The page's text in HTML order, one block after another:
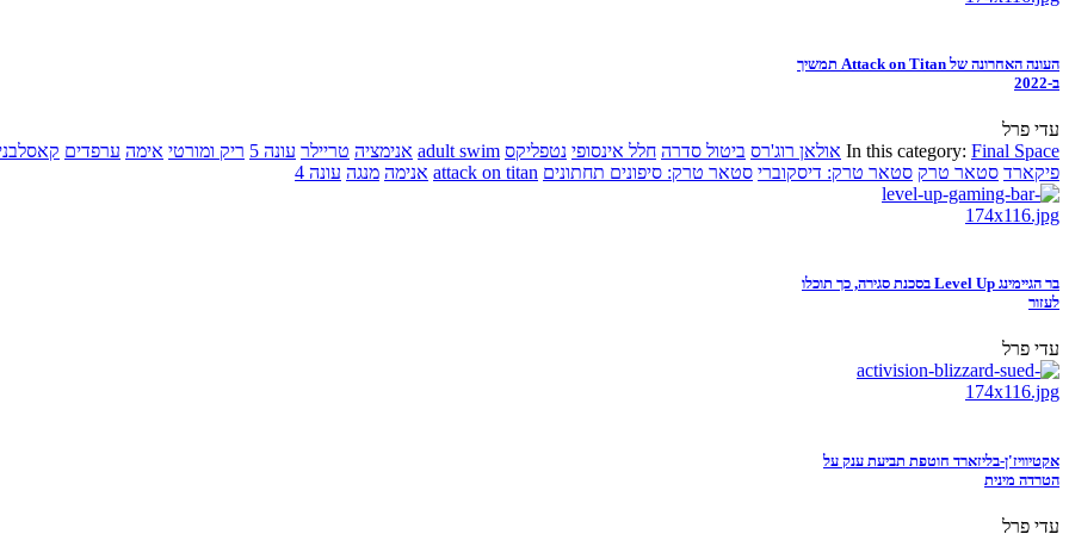
העונה האחרונה של Attack on Titan תמשיך
ב-2022
עדי פרל
In this category: Final Space אולאן רוג'רס ביטול סדרה חלל אינסופי נטפליקס adult swim אנימציה טריילר עונה 5 ריק ומורטי אימה ערפדים
פיקארד סטאר טרק סטאר טרק: דיסקוברי סטאר טרק: סיפונים תחתונים attack on titan אנימה מנגה עונה 4
בר הגיימינג Level Up בסכנת סגירה, כך תוכלו
לעזור
עדי פרל
אקטיוויז'ן-בליזארד חוטפת תביעת ענק על
הטרדה מינית
עדי פרל